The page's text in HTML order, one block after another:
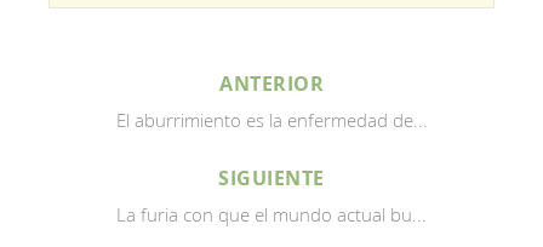
ANTERIOR
El aburrimiento es la enfermedad de...
SIGUIENTE
La furia con que el mundo actual bu...